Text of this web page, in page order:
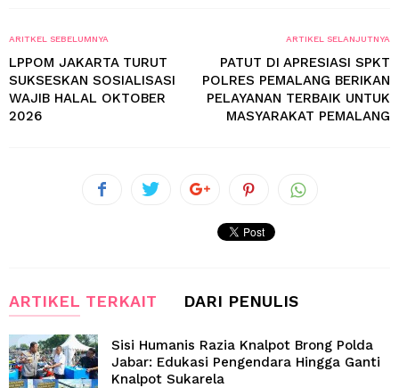
ARITKEL SEBELUMNYA
LPPOM JAKARTA TURUT
SUKSESKAN SOSIALISASI
WAJIB HALAL OKTOBER
2026
ARTIKEL SELANJUTNYA
PATUT DI APRESIASI SPKT
POLRES PEMALANG BERIKAN
PELAYANAN TERBAIK UNTUK
MASYARAKAT PEMALANG
ARTIKEL TERKAIT DARI PENULIS
Sisi Humanis Razia Knalpot Brong Polda
Jabar: Edukasi Pengendara Hingga Ganti
Knalpot Sukarela